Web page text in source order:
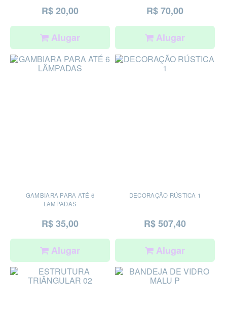
R$ 20,00
Alugar
R$ 70,00
Alugar
GAMBIARA PARA ATÉ 6
LÂMPADAS
R$ 35,00
Alugar
DECORAÇÃO RÚSTICA 1
R$ 507,40
Alugar